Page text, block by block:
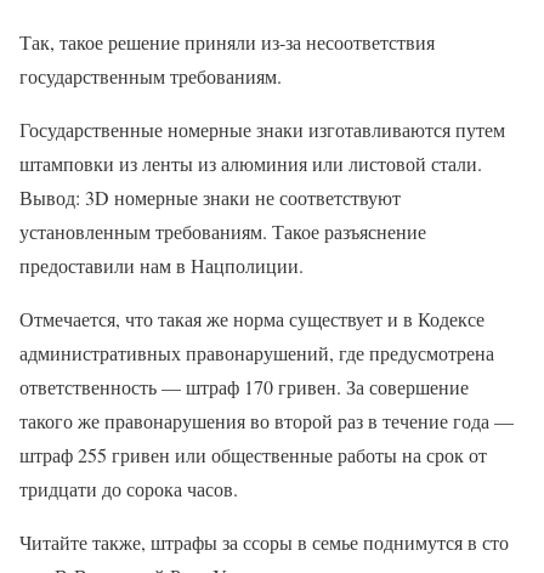
Так, такое решение приняли из-за несоответствия
государственным требованиям.
Государственные номерные знаки изготавливаются путем
штамповки из ленты из алюминия или листовой стали.
Вывод: 3D номерные знаки не соответствуют
установленным требованиям. Такое разъяснение
предоставили нам в Нацполиции.
Отмечается, что такая же норма существует и в Кодексе
административных правонарушений, где предусмотрена
ответственность — штраф 170 гривен. За совершение
такого же правонарушения во второй раз в течение года —
штраф 255 гривен или общественные работы на срок от
тридцати до сорока часов.
Читайте также, штрафы за ссоры в семье поднимутся в сто